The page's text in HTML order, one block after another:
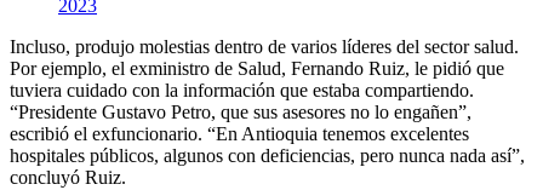
2023
Incluso, produjo molestias dentro de varios líderes del sector salud.
Por ejemplo, el exministro de Salud, Fernando Ruiz, le pidió que
tuviera cuidado con la información que estaba compartiendo.
“Presidente Gustavo Petro, que sus asesores no lo engañen”,
escribió el exfuncionario. “En Antioquia tenemos excelentes
hospitales públicos, algunos con deficiencias, pero nunca nada así”,
concluyó Ruiz.